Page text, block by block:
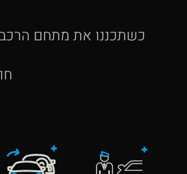
כשתכננו את מתחם הרכב